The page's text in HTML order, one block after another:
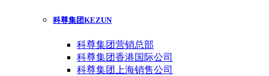
科尊集团KEZUN
科尊集团营销总部
科尊集团香港国际公司
科尊集团上海销售公司